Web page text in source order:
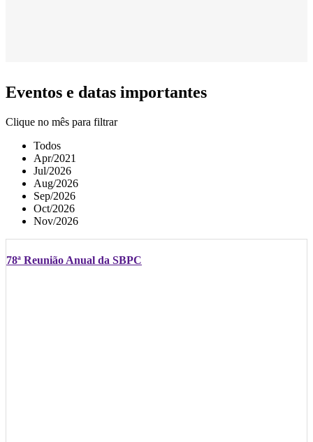
Eventos e datas importantes
Clique no mês para filtrar
Todos
Apr/2021
Jul/2026
Aug/2026
Sep/2026
Oct/2026
Nov/2026
78ª Reunião Anual da SBPC